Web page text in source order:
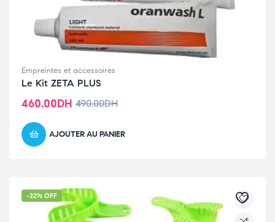
Empreintes et accessoires
Le Kit ZETA PLUS
490.00DH
460.00DH
AJOUTER AU PANIER
-22% OFF